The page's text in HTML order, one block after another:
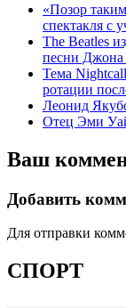
«Позор
спектакля с
The Beatles
песни Джона
Тема
ротации
Леонид
Отец Эми
Ваш
Добавить
Для отправки
СПОРТ